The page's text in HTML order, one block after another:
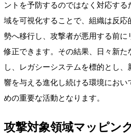
ントを予防するのではなく対応す
域を可視化することで、組織は反応
勢へ移行し、攻撃者が悪用する前に
修正できます。その結果、日々新た
し、レガシーシステムを標的とし
響を与える進化し続ける環境におい
めの重要な活動となります。
攻撃対象領域マッピン